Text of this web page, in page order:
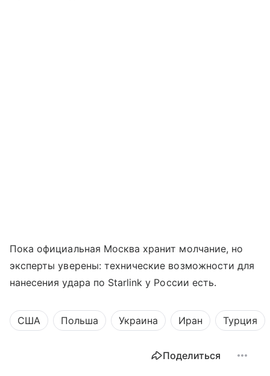
Пока официальная Москва хранит молчание, но
эксперты уверены: технические возможности для
нанесения удара по Starlink у России есть.
США Польша Украина Иран Турция
Поделиться